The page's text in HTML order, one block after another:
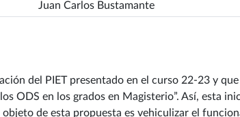
Juan Carlos Bustamante
del PIET presentado en el curso 22-23 y
ODS en los grados en Magisterio”. Así, esta
objeto de esta propuesta es vehiculizar el